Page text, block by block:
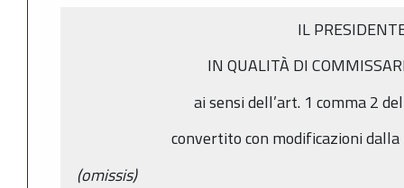
IL
IN QUALITÀ DI
ai sensi dell’art. 1 comma 2
convertito con modificazioni
(omissis)